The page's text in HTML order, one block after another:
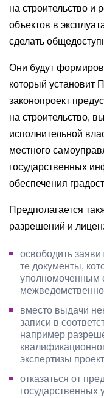
на строительство и
объектов в
сделать
Они будут
который установит
законопроект
на строительство,
исполнительной
местного
государственных
обеспечения
Предполагается
разрешений и
освободить
те документы,
уполномоченным
вместо выдачи
записи в
например
экспертизы
отказаться от
государственных